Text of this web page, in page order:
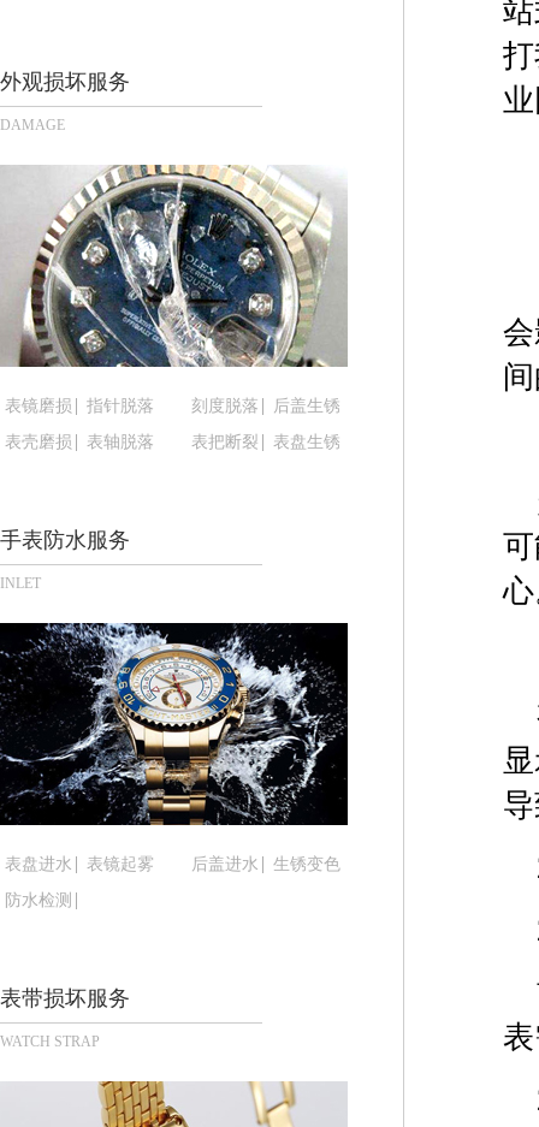
重庆市江北区观音桥步行街2号融恒时代广场写字
长沙市芙蓉区定王台街道建湘路393号世茂环球
郑州市二七区铭功路10号华润大厦写字楼29层
太原市迎泽区解放路15号亨得利名表服务中心（
沈阳市沈河区中街路83号亨得利名表服务中心（
乌鲁木齐市天山区红山路26号时代广场（
温州市鹿城区锦绣路1067号置信广场10层1015室
哈尔滨市道里区友谊西路600号富力中心T2座写字
大连市中山区人民路15号国际金融大厦7层G室（
佛山市禅城区季华五路57号万科金融中心C座12层
东莞市东城街道鸿福东路1号民盈国贸中心T1写字
无锡市梁溪区人民中路139号恒隆广场写字楼1座
南通市崇川区工农路57号圆融广场写字楼16层
武汉市江汉区解放大道686号世界贸易大厦38层09
南宁市青秀区金湖路59号地王大厦12楼1224室（
合肥市蜀山区潜山路111号万象城华润大厦B座12
青岛市南区山东路6号华润大厦B座22层04室（需
烟台市芝罘区胜利路139号万达金融中心A座907室
长春市朝阳区西安大路727号中银大厦A座(旺进大
贵阳市南明区都司高架桥路33号亨特国际金融中心
昆明市盘龙区北京路928号同德昆明广场写字楼10
石家庄市长安区中山东路39号勒泰中心写字楼B座
海口市龙华区金贸东路5号海口华润大厦B座17层
内蒙古自治区呼和浩特市玉泉区大学西街70号华
重庆市解放碑渝中区民权路28号英利国际金融中
黑龙江省大庆市萨尔图区会战大街腕表时光售后服
黑龙江省鹤岗市向阳区红军路腕表时光售后服务中
外观损坏服务
DAMAGE
表镜磨损 指针脱落 刻度脱落
后盖生锈
表壳磨损
表轴脱落 表把断裂 表盘生锈
手表防水服务
INLET
表盘进水 表镜起雾 后盖进水
生锈变色
防水检测
表带损坏服务
WATCH STRAP